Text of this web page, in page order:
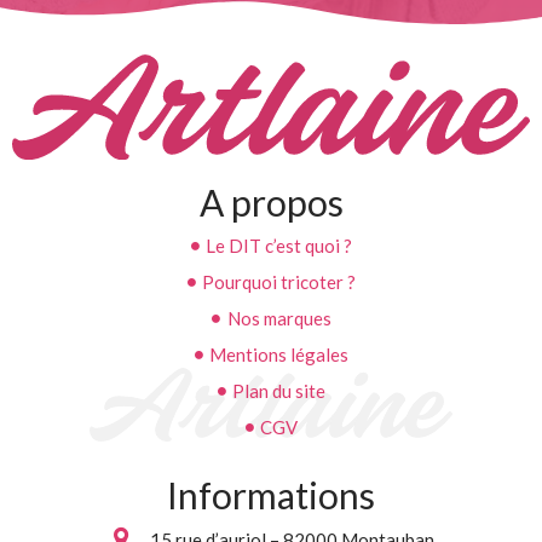
A propos
Le DIT c’est quoi ?
Pourquoi tricoter ?
Nos marques
Mentions légales
Plan du site
CGV
Informations